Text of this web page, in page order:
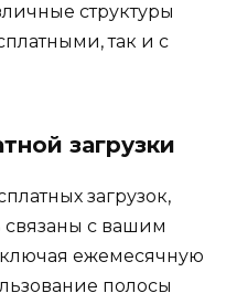
структуры
так и с
загрузки
загрузок,
связаны с вашим
ежемесячную
полосы